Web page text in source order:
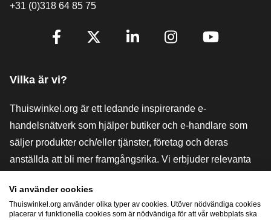
+31 (0)318 64 85 75
[_General:SocialMediaTitle]
Vilka är vi?
Thuiswinkel.org är ett ledande inspirerande e-
handelsnätverk som hjälper butiker och e-handlare som
säljer produkter och/eller tjänster, företag och deras
anställda att bli mer framgångsrika. Vi erbjuder relevanta
Thuiswinkel-recensioner, rättsliga medel och rådgivning,
stöd, marknadsundersökningar och vi har en egen
Vi använder cookies
Thuiswinkel.org använder olika typer av cookies. Utöver nödvändiga cookies
placerar vi funktionella cookies som är nödvändiga för att vår webbplats ska